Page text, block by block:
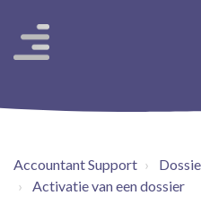
Accountant Support
Activatie van een dossier